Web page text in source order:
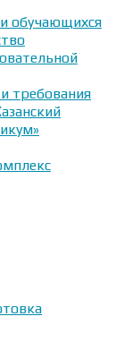
обучающихся
требования